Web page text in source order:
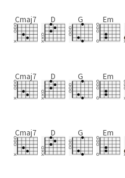
Cmaj7 D G Em
Cmaj7 D G Em
Cmaj7 D G Em